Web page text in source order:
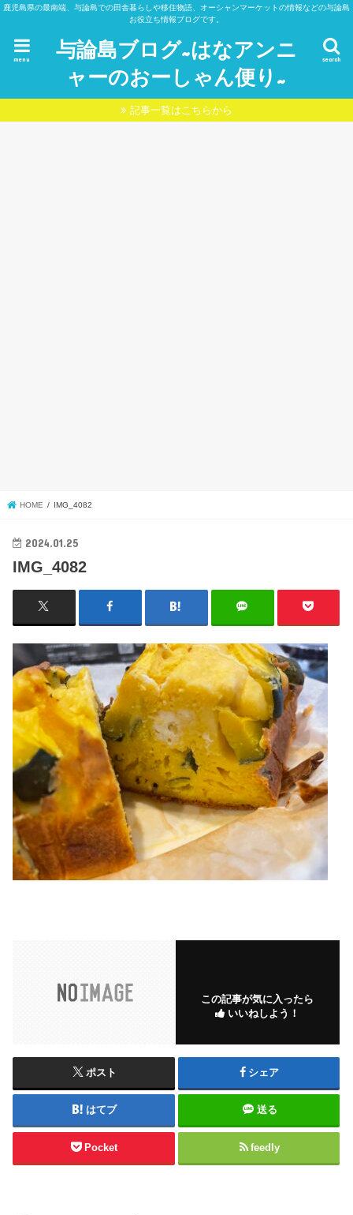
鹿児島県の最南端、与論島での田舎暮らしや移住物語、オーシャンマーケットの情報などの与論島
お役立ち情報ブログです。
与論島ブログ~はなアンニ
ャーのおーしゃん便り~
search
menu
記事一覧はこちらから
HOME IMG_4082
2024.01.25
IMG_4082
この記事が気に入ったら
いいねしよう！
ポスト シェア
はてブ 送る
Pocket feedly